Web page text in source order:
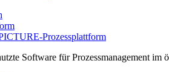
Software für Prozessmanagement